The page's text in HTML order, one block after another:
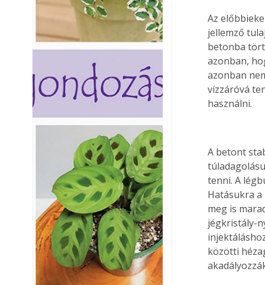
Az
jellemző
betonba
azonban,
azonban
vízzáróvá
használni.
A betont
tenni. A
Hatásukra
meg is
jégkristály-
közötti